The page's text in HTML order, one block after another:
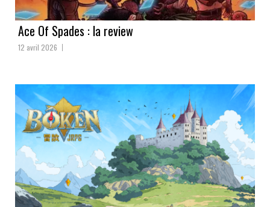
Ace Of Spades : la review
12 avril 2026